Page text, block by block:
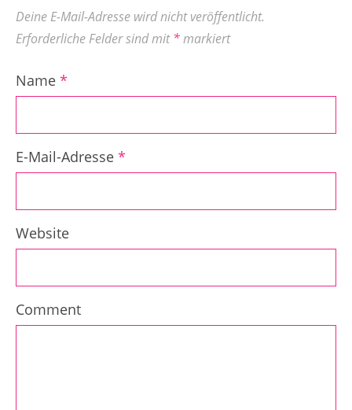
Deine E-Mail-Adresse wird nicht veröffentlicht.
Erforderliche Felder sind mit*markiert
Name *
E-Mail-Adresse *
Website
Comment